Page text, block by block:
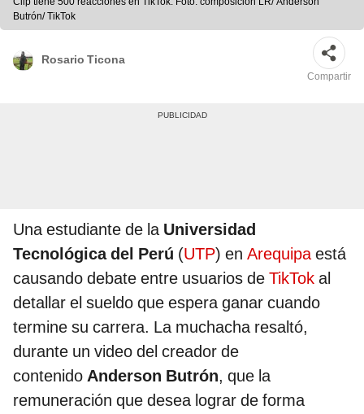
Butrón/ TikTok
Rosario Ticona
Compartir
Una estudiante de la Universidad
Tecnológica del Perú (UTP) en Arequipaestá
causando debate entre usuarios de TikTok al
detallar el sueldo que espera ganar cuando
termine su carrera. La muchacha resaltó,
durante un video del creador de
contenido Anderson Butrón, que la
remuneración que desea lograr de forma